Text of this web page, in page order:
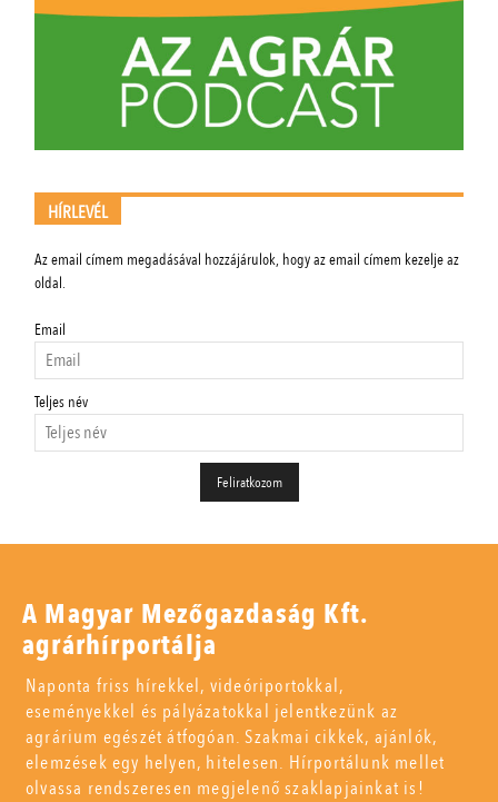
HÍRLEVÉL
Az email címem megadásával hozzájárulok, hogy az email címem kezelje az
oldal.
Email
Teljes név
A Magyar Mezőgazdaság Kft.
agrárhírportálja
Naponta friss hírekkel, videóriportokkal,
eseményekkel és pályázatokkal jelentkezünk az
agrárium egészét átfogóan. Szakmai cikkek, ajánlók,
elemzések egy helyen, hitelesen. Hírportálunk mellet
olvassa rendszeresen megjelenő szaklapjainkat is!